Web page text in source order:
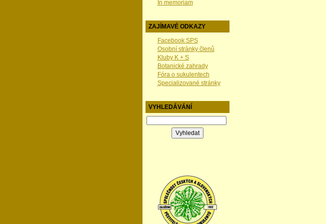
In memoriam
ZAJÍMAVÉ ODKAZY
Facebook SPS
Osobní stránky členů
Kluby K + S
Botanické zahrady
Fóra o sukulentech
Specializované stránky
VYHLEDÁVÁNÍ